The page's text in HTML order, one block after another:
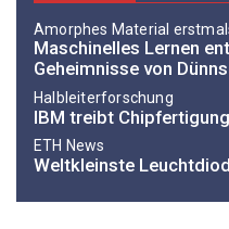
Amorphes Material
Maschinelles Lernen
Geheimnisse von
Halbleiterforschung
IBM treibt
ETH News
Weltkleinste